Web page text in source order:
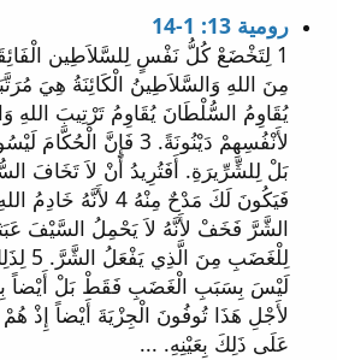
رومية 13: 1-14
1 لِتَخْضَعْ كُلُّ نَفْسٍ لِلسَّلاَطِين
يُقَاوِمُ السُّلْطَانَ يُقَاوِمُ تَرْتِيبَ اللهِ
لأَنْفُسِهِمْ دَيْنُونَةً. 3 فَإِنَّ
بَلْ لِلشِّرِّيرَةِ. أَفَتُرِيدُ أَنْ لاَ تَخَافَ
فَيَكُونَ لَكَ مَدْحٌ مِنْهُ
الشَّرَّ فَخَفْ لأَنَّهُ لاَ يَحْمِلُ السَّيْفَ
لأَجْلِ هَذَا تُوفُونَ الْجِزْيَةَ أَيْضاً إِذْ
عَلَى ذَلِكَ بِعَيْنِهِ. ...